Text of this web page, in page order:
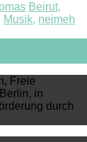
Beirut,
Musik, nejmeh
Freie
in
durch